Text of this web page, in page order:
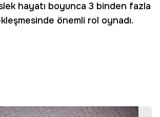
hayatı boyunca 3 binden fazla
önemli rol oynadı.